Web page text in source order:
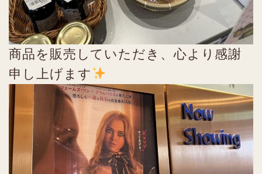
商品を販売していただき、心より感謝
申し上げます